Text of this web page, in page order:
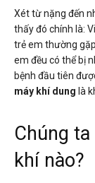
Xét từ nặng đến
thấy đó chính là:
trẻ em thường
em đều có thể bị
bệnh đầu tiên
máy khí dung là
Chúng
khí nào?